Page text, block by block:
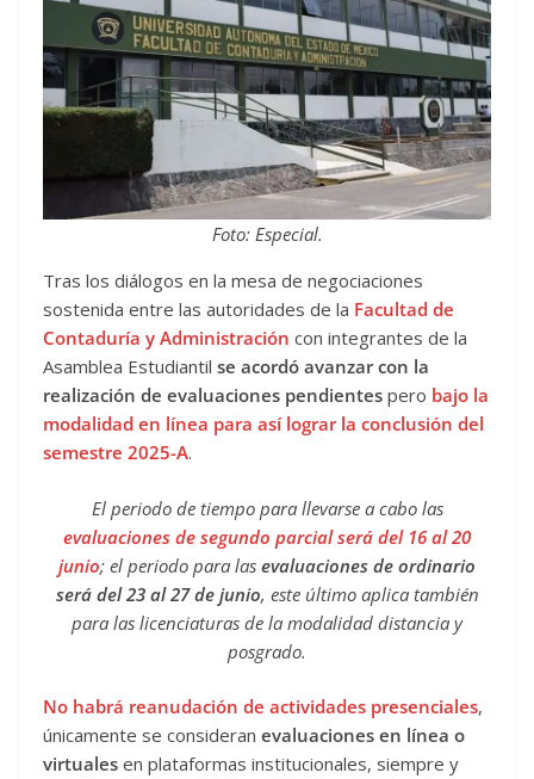
Foto: Especial.
Tras los diálogos en la mesa de negociaciones
sostenida entre las autoridades de la Facultad de
Contaduría y Administración con integrantes de la
Asamblea Estudiantil se acordó avanzar con la
realización de evaluaciones pendientes pero bajo la
modalidad en línea para así lograr la conclusión del
semestre 2025-A.
El periodo de tiempo para llevarse a cabo las
evaluaciones de segundo parcial será del 16 al 20
junio; el periodo para las evaluaciones de ordinario
será del 23 al 27 de junio, este último aplica también
para las licenciaturas de la modalidad distancia y
posgrado.
No habrá reanudación de actividades presenciales,
únicamente se consideran evaluaciones en línea o
virtuales en plataformas institucionales, siempre y